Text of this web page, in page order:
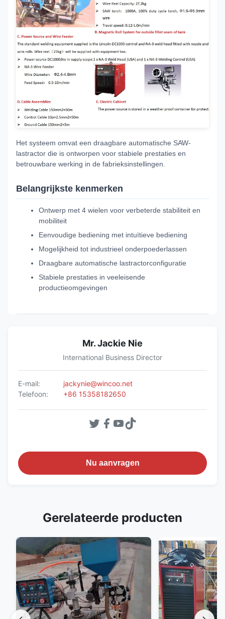
Het systeem omvat een draagbare automatische SAW-
lastractor die is ontworpen voor stabiele prestaties en
betrouwbare werking in de fabrieksinstellingen.
Belangrijkste kenmerken
Ontwerp met 4 wielen voor verbeterde stabiliteit en
mobiliteit
Eenvoudige bediening met intuïtieve bediening
Mogelijkheid tot industrieel onderpoederlassen
Draagbare automatische lastractorconfiguratie
Stabiele prestaties in veeleisende
productieomgevingen
Mr. Jackie Nie
International Business Director
E-mail:
jackynie@wincoo.net
Telefoon:
+86 15358182650
Nu aanvragen
Gerelateerde producten